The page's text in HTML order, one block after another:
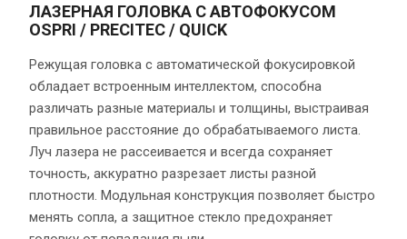
ЛАЗЕРНАЯ ГОЛОВКА С АВТОФОКУСОМ
OSPRI / PRECITEC / QUICK
Режущая головка с автоматической фокусировкой
обладает встроенным интеллектом, способна
различать разные материалы и толщины, выстраивая
правильное расстояние до обрабатываемого листа.
Луч лазера не рассеивается и всегда сохраняет
точность, аккуратно разрезает листы разной
плотности. Модульная конструкция позволяет быстро
менять сопла, а защитное стекло предохраняет